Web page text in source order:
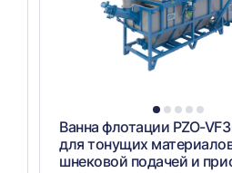
1 2 3 4 5
Ванна флотации PZO-
для тонущих
шнековой подачей и